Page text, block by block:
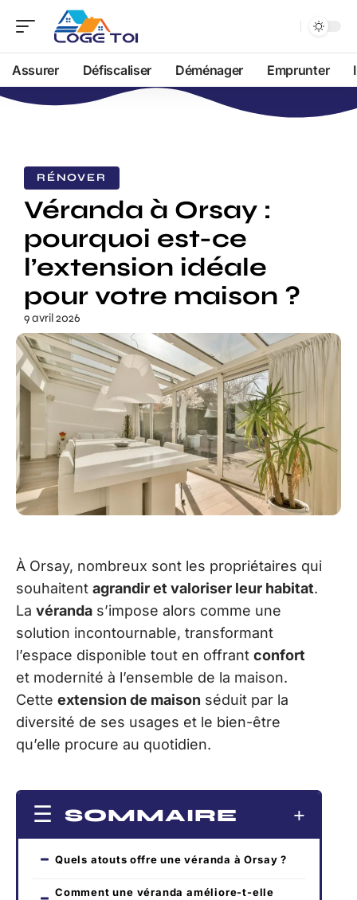
Assurer Défiscaliser Déménager Emprunter
RÉNOVER
Véranda à Orsay :
pourquoi est-ce
l’extension idéale
pour votre maison ?
9 avril 2026
À Orsay, nombreux sont les propriétaires qui
souhaitent agrandir et valoriser leur habitat.
La véranda s’impose alors comme une
solution incontournable, transformant
l’espace disponible tout en offrant confort
et modernité à l’ensemble de la maison.
Cette extension de maison séduit par la
diversité de ses usages et le bien-être
qu’elle procure au quotidien.
SOMMAIRE
Quels atouts offre une véranda à Orsay ?
Comment une véranda améliore-t-elle